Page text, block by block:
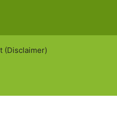
(Disclaimer)